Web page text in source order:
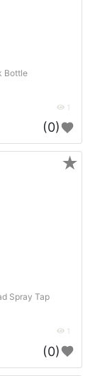
Bottle
1
(0)
Spray Tap
1
(0)
★